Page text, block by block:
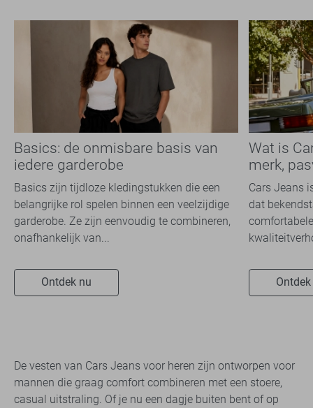
Basics: de onmisbare basis van
iedere garderobe
Basics zijn tijdloze kledingstukken die een
belangrijke rol spelen binnen een veelzijdige
garderobe. Ze zijn eenvoudig te combineren,
onafhankelijk van...
Ontdek nu
Wat is
merk,
Cars Jeans
dat
De vesten van Cars Jeans voor heren zijn ontworpen voor
mannen die graag comfort combineren met een stoere,
casual uitstraling. Of je nu een dagje buiten bent of op